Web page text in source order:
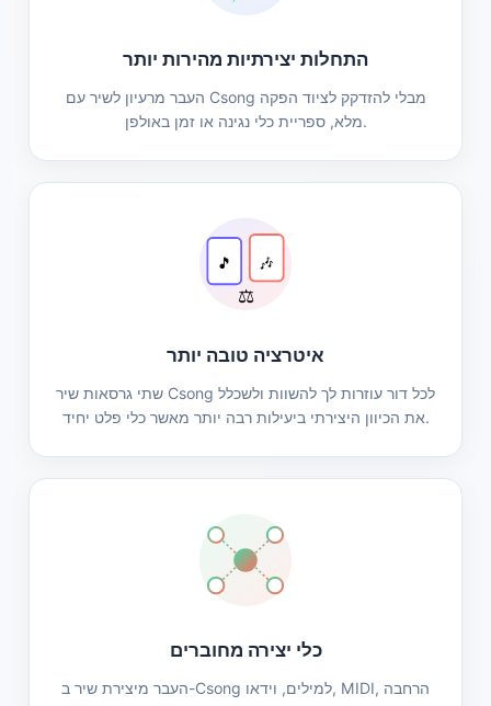
התחלות יצירתיות מהירות יותר
העבר מרעיון לשיר עם Csong מבלי להזדקק לציוד הפקה
מלא, ספריית כלי נגינה או זמן באולפן.
🎵 🎶
⚖️
איטרציה טובה יותר
שתי גרסאות שיר Csong לכל דור עוזרות לך להשוות ולשכלל
את הכיוון היצירתי ביעילות רבה יותר מאשר כלי פלט יחיד.
כלי יצירה מחוברים
העבר מיצירת שיר ב-Csong למילים, וידאו, MIDI, הרחבה